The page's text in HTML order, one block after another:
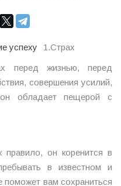
1.Страх
перед жизнью, перед
совершения усилий,
обладает пещерой с
правило, он коренится в
в известном и
вам сохраниться